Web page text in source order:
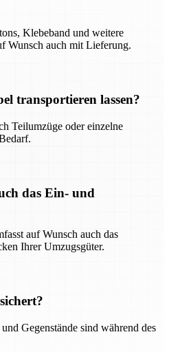
Klebeband und weitere
Wunsch auch mit Lieferung.
transportieren lassen?
Teilumzüge oder einzelne
das Ein- und
auf Wunsch auch das
Ihrer Umzugsgüter.
Gegenstände sind während des